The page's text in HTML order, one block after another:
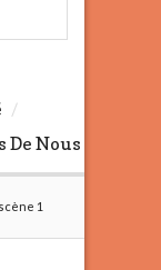
e
De Nous
1